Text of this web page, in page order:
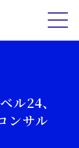
ル24、
ンサル